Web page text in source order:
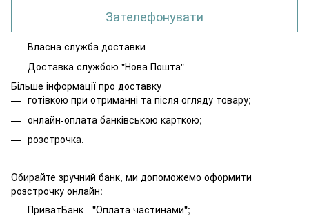
Зателефонувати
Власна служба доставки
Доставка службою "Нова Пошта"
Більше інформації про доставку
готівкою при отриманні та після огляду товару;
онлайн-оплата банківською карткою;
розстрочка.
Обирайте зручний банк, ми допоможемо оформити
розстрочку онлайн:
ПриватБанк - "Оплата частинами";